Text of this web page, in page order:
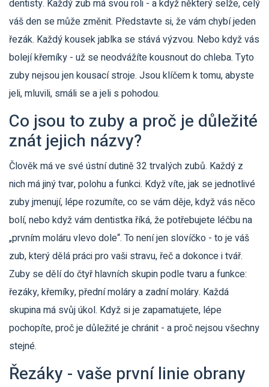
dentisty. Každý zub má svou roli - a když některý selže, celý
váš den se může změnit. Představte si, že vám chybí jeden
řezák. Každý kousek jablka se stává výzvou. Nebo když vás
bolejí křemíky - už se neodvážíte kousnout do chleba. Tyto
zuby nejsou jen kousací stroje. Jsou klíčem k tomu, abyste
jeli, mluvili, smáli se a jeli s pohodou.
Co jsou to zuby a proč je důležité
znát jejich názvy?
Člověk má ve své ústní dutině 32 trvalých zubů. Každý z
nich má jiný tvar, polohu a funkci. Když víte, jak se jednotlivé
zuby jmenují, lépe rozumíte, co se vám děje, když vás něco
bolí, nebo když vám dentistka říká, že potřebujete léčbu na
„prvním moláru vlevo dole“. To není jen slovíčko - to je váš
zub, který dělá práci pro vaši stravu, řeč a dokonce i tvář.
Zuby se dělí do čtyř hlavních skupin podle tvaru a funkce:
řezáky, křemíky, přední moláry a zadní moláry. Každá
skupina má svůj úkol. Když si je zapamatujete, lépe
pochopíte, proč je důležité je chránit - a proč nejsou všechny
stejné.
Řezáky - vaše první linie obrany